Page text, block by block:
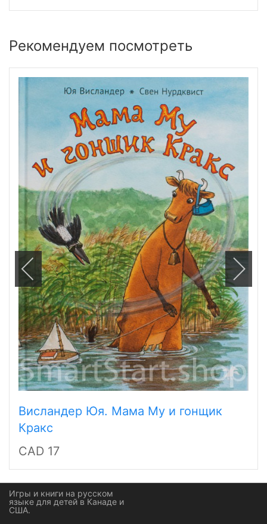
Рекомендуем посмотреть
Висландер Юя. Мама Му и гонщик
Кракс
CAD 17
Игры и книги на русском
языке для детей в Канаде и
США.